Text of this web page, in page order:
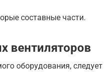
составные части.
вентиляторов
оборудования, следует